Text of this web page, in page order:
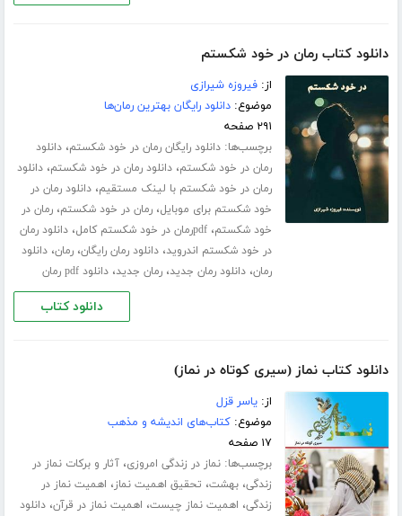
دانلود کتاب رمان در خود شکستم
از:فیروزه شیرازی
موضوع:دانلود رایگان بهترین رمان‌ها
۲۹۱ صفحه
برچسب‌ها:دانلود رایگان رمان در خود شکستم،دانلود
رمان در خود شکستم،دانلود رمان در خود شکستم،دانلود
رمان در خود شکستم با لینک مستقیم،دانلود رمان در
خود شکستم برای موبایل،رمان در خود شکستم،رمان در
خود شکستم،pdfرمان در خود شکستم کامل ،دانلود رمان
در خود شکستم اندروید،دانلود رمان رایگان،رمان،دانلود
رمان،دانلود رمان جدید،رمان جدید،دانلود pdf رمان
دانلود کتاب
دانلود کتاب نماز (سیری کوتاه در نماز)
از:یاسر قزل
موضوع:کتاب‌های اندیشه و مذهب
۱۷ صفحه
برچسب‌ها:نماز در زندگی امروزی،آثار و برکات نماز در
زندگی،بهشت، تحقیق اهمیت نماز، اهمیت نماز در
زندگی، اهمیت نماز چیست، اهمیت نماز در قرآن،دانلود